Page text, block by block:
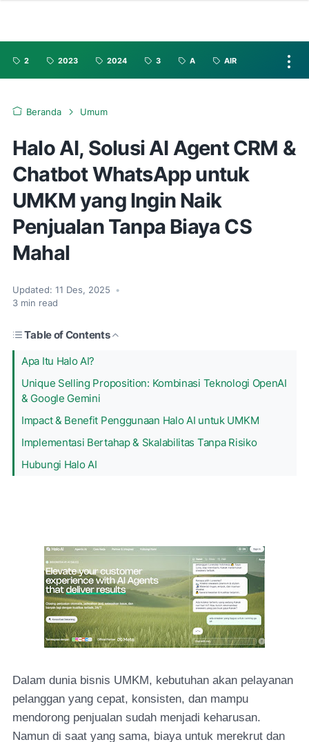
2 2023 2024 3 A AIR
Beranda Umum
Halo AI, Solusi AI Agent CRM &
Chatbot WhatsApp untuk
UMKM yang Ingin Naik
Penjualan Tanpa Biaya CS
Mahal
Updated: 11 Des, 2025
•
3 min read
Table of Contents
Apa Itu Halo AI?
Unique Selling Proposition: Kombinasi Teknologi OpenAI
& Google Gemini
Impact & Benefit Penggunaan Halo AI untuk UMKM
Implementasi Bertahap & Skalabilitas Tanpa Risiko
Hubungi Halo AI
Dalam dunia bisnis UMKM, kebutuhan akan pelayanan
pelanggan yang cepat, konsisten, dan mampu
mendorong penjualan sudah menjadi keharusan.
Namun di saat yang sama, biaya untuk merekrut dan